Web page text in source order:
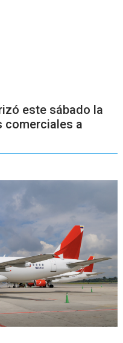
este sábado la
comerciales a